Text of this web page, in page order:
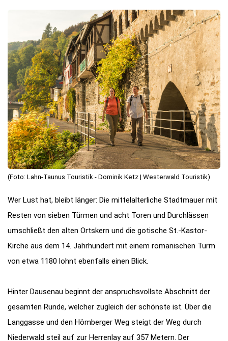
(Foto: Lahn-Taunus Touristik - Dominik Ketz | Westerwald Touristik)
Wer Lust hat, bleibt länger: Die mittelalterliche Stadtmauer mit
Resten von sieben Türmen und acht Toren und Durchlässen
umschließt den alten Ortskern und die gotische St.-Kastor-
Kirche aus dem 14. Jahrhundert mit einem romanischen Turm
von etwa 1180 lohnt ebenfalls einen Blick.
Hinter Dausenau beginnt der anspruchsvollste Abschnitt der
gesamten Runde, welcher zugleich der schönste ist. Über die
Langgasse und den Hömberger Weg steigt der Weg durch
Niederwald steil auf zur Herrenlay auf 357 Metern. Der